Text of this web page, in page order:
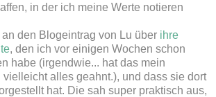
in der ich meine Werte notieren
an den Blogeintrag von Lu über ihre
, den ich vor einigen Wochen schon
habe (irgendwie... hat das mein
alles geahnt.), und dass sie dort
hat. Die sah super praktisch aus,